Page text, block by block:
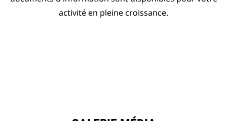
activité en pleine croissance.